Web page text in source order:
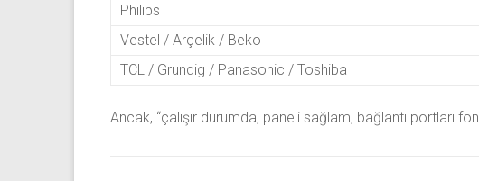
Philips
Vestel / Arçelik / Beko
TCL / Grundig / Panasonic / Toshiba
Ancak, “çalışır durumda, paneli sağlam, bağlantı portları